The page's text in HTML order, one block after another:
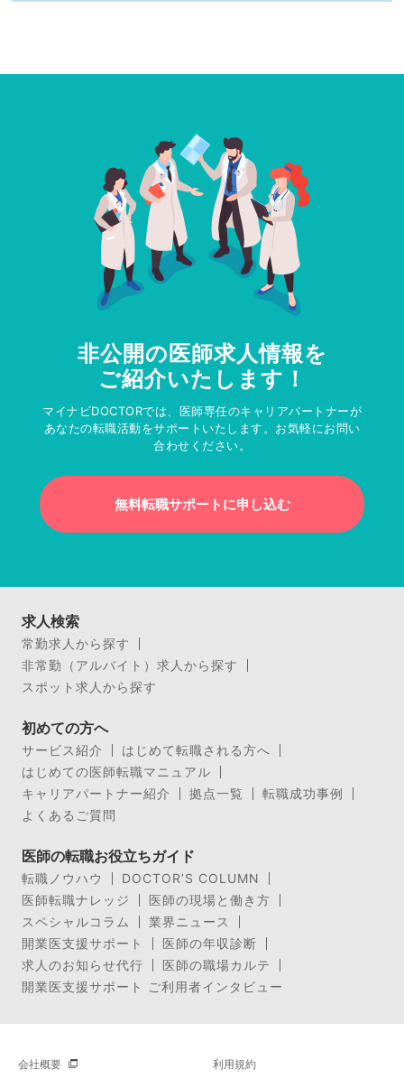
非公開の医師求人情報を
ご紹介いたします！
マイナビDOCTORでは、医師専任のキャリアパートナーが
あなたの転職活動をサポートいたします。お気軽にお問い
合わせください。
無料転職サポートに申し込む
求人検索
常勤求人から探す
非常勤（アルバイト）求人から探す
スポット求人から探す
初めての方へ
サービス紹介
はじめて転職される方へ
はじめての医師転職マニュアル
キャリアパートナー紹介
拠点一覧
転職成功事例
よくあるご質問
医師の転職お役立ちガイド
転職ノウハウ
DOCTOR’S COLUMN
医師転職ナレッジ
医師の現場と働き方
スペシャルコラム
業界ニュース
開業医支援サポート
医師の年収診断
求人のお知らせ代行
医師の職場カルテ
開業医支援サポート ご利用者インタビュー
会社概要 利用規約